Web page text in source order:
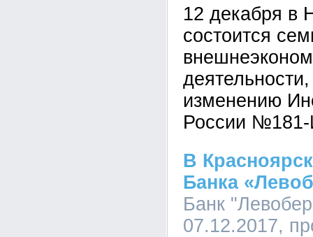
12 декабря в
состоится
изменению
России
В
Банка
Банк
07.12.2017,